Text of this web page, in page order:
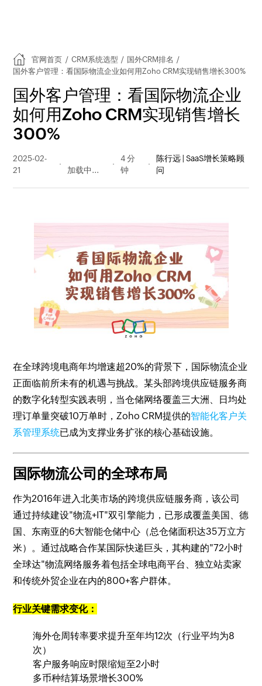
官网首页 / CRM系统选型 / 国外CRM排名 /
国外客户管理：看国际物流企业如何用Zoho CRM实现销售增长300%
国外客户管理：看国际物流企业
如何用Zoho CRM实现销售增长
300%
2025-02-
21
量
4 分
钟
陈行远 | SaaS增长策略顾
问
在全球跨境电商年均增速超20%的背景下，国际物流企业
正面临前所未有的机遇与挑战。某头部跨境供应链服务商
的数字化转型实践表明，当仓储网络覆盖三大洲、日均处
理订单量突破10万单时，Zoho CRM提供的智能化客户关
系管理系统已成为支撑业务扩张的核心基础设施。
国际物流公司的全球布局
作为2016年进入北美市场的跨境供应链服务商，该公司
通过持续建设"物流+IT"双引擎能力，已形成覆盖美国、德
国、东南亚的6大智能仓储中心（总仓储面积达35万立方
米）。通过战略合作某国际快递巨头，其构建的"72小时
全球达"物流网络服务着包括全球电商平台、独立站卖家
和传统外贸企业在内的800+客户群体。
行业关键需求变化：
海外仓周转率要求提升至年均12次（行业平均为8
次）
客户服务响应时限缩短至2小时
多币种结算场景增长300%